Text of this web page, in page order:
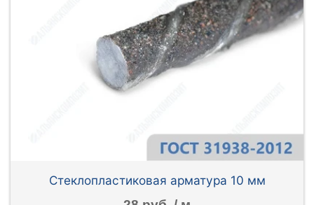
Стеклопластиковая арматура 10 мм